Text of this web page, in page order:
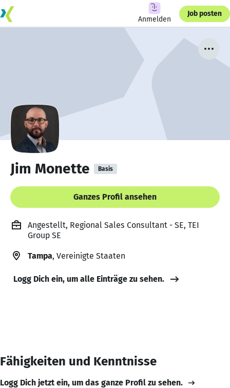
Anmelden
Job posten
Jim Monette Basis
Ganzes Profil ansehen
Angestellt, Regional Sales Consultant - SE, TEI
Group SE
Tampa, Vereinigte Staaten
Logg Dich ein, um alle Einträge zu sehen.
Fähigkeiten und Kenntnisse
Logg Dich jetzt ein, um das ganze Profil zu sehen.